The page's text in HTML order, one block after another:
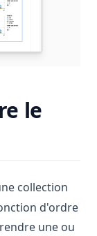
le
collection
d'ordre
une ou